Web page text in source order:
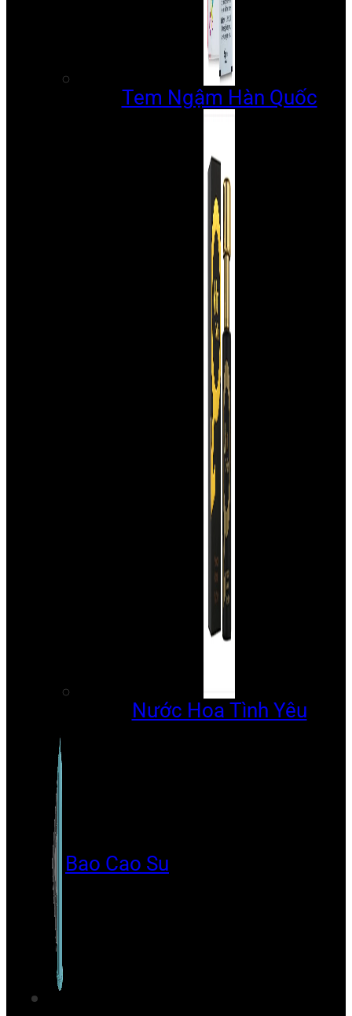
Tem Ngậm Hàn Quốc
Nước Hoa Tình Yêu
Bao Cao Su